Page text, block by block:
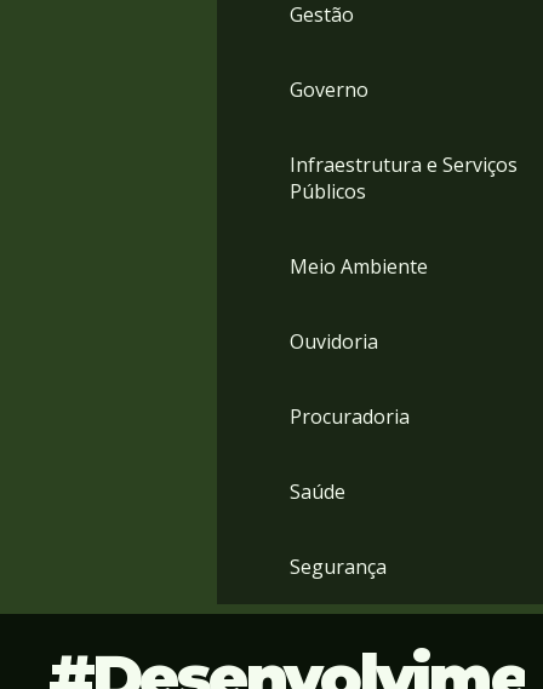
Gestão
Governo
Infraestrutura e Serviços
Públicos
Meio Ambiente
Ouvidoria
Procuradoria
Saúde
Segurança